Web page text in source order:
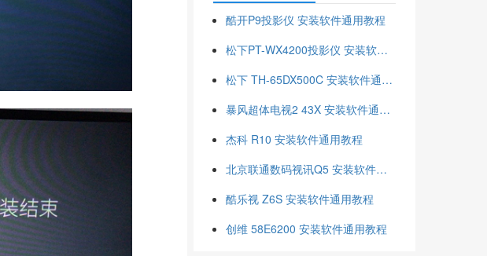
酷开P9投影仪 安装软件通用教程
松下PT-WX4200投影仪 安装软件通用教程
松下 TH-65DX500C 安装软件通用教程
暴风超体电视2 43X 安装软件通用教程
杰科 R10 安装软件通用教程
北京联通数码视讯Q5 安装软件通用教程
酷乐视 Z6S 安装软件通用教程
创维 58E6200 安装软件通用教程